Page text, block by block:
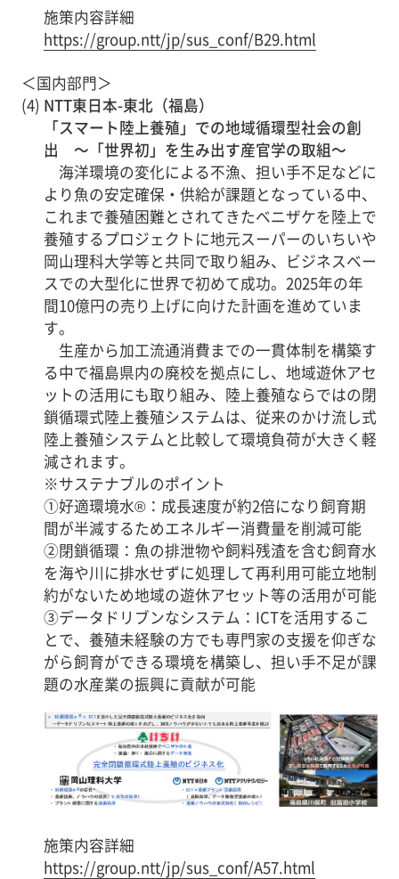
施策内容詳細
https://group.ntt/jp/sus_conf/B29.html
＜国内部門＞
(4) NTT東日本-東北（福島）
「スマート陸上養殖」での地域循環型社会の創
出 ～「世界初」を生み出す産官学の取組～
海洋環境の変化による不漁、担い手不足などに
より魚の安定確保・供給が課題となっている中、
これまで養殖困難とされてきたベニザケを陸上で
養殖するプロジェクトに地元スーパーのいちいや
岡山理科大学等と共同で取り組み、ビジネスベー
スでの大型化に世界で初めて成功。2025年の年
間10億円の売り上げに向けた計画を進めていま
す。
生産から加工流通消費までの一貫体制を構築す
る中で福島県内の廃校を拠点にし、地域遊休アセ
ットの活用にも取り組み、陸上養殖ならではの閉
鎖循環式陸上養殖システムは、従来のかけ流し式
陸上養殖システムと比較して環境負荷が大きく軽
減されます。
※サステナブルのポイント
①好適環境水®：成長速度が約2倍になり飼育期
間が半減するためエネルギー消費量を削減可能
②閉鎖循環：魚の排泄物や飼料残渣を含む飼育水
を海や川に排水せずに処理して再利用可能立地制
約がないため地域の遊休アセット等の活用が可能
③データドリブンなシステム：ICTを活用するこ
とで、養殖未経験の方でも専門家の支援を仰ぎな
がら飼育ができる環境を構築し、担い手不足が課
題の水産業の振興に貢献が可能
施策内容詳細
https://group.ntt/jp/sus_conf/A57.html